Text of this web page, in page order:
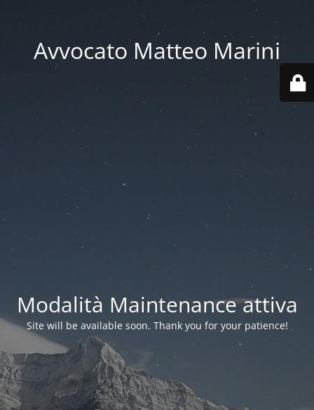
Avvocato Matteo Marini
Modalità Maintenance attiva
Site will be available soon. Thank you for your patience!